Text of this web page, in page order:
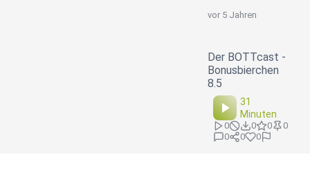
vor 5 Jahren
Der BOTTcast -
Bonusbierchen
8.5
31
Minuten
0 0 0
0
0
0 0